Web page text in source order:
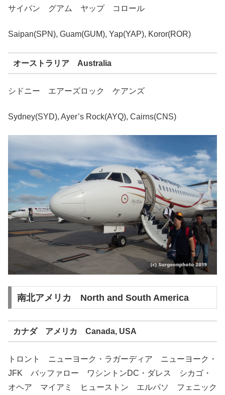
サイパン グアム ヤップ コロール
Saipan(SPN), Guam(GUM), Yap(YAP), Koror(ROR)
オーストラリア Australia
シドニー エアーズロック ケアンズ
Sydney(SYD), Ayer’s Rock(AYQ), Cairns(CNS)
南北アメリカ North and South America
カナダ アメリカ Canada, USA
トロント ニューヨーク・ラガーディア ニューヨーク・
JFK バッファロー ワシントンDC・ダレス シカゴ・
オヘア マイアミ ヒューストン エルパソ フェニック